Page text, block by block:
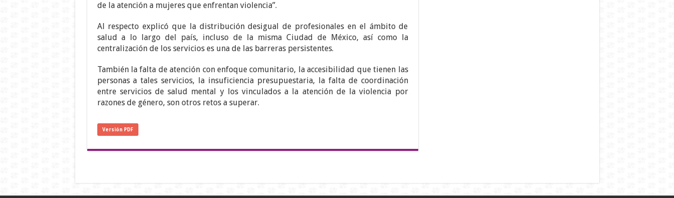
de la atención a mujeres que enfrentan violencia”.
Al respecto explicó que la distribución desigual de profesionales en el ámbito de
salud a lo largo del país, incluso de la misma Ciudad de México, así como la
centralización de los servicios es una de las barreras persistentes.
También la falta de atención con enfoque comunitario, la accesibilidad que tienen las
personas a tales servicios, la insuficiencia presupuestaria, la falta de coordinación
entre servicios de salud mental y los vinculados a la atención de la violencia por
razones de género, son otros retos a superar.
Versión PDF